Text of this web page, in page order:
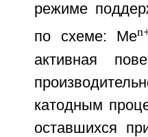
режиме
по схеме: Ме
активная
катодным
оставшихся